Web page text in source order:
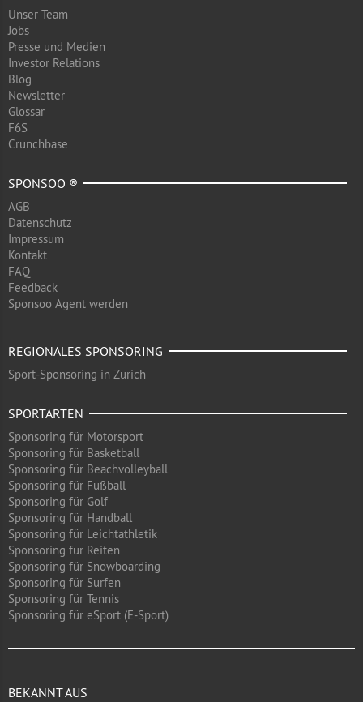
Unser Team
Jobs
Presse und Medien
Investor Relations
Blog
Newsletter
Glossar
F6S
Crunchbase
SPONSOO ®
AGB
Datenschutz
Impressum
Kontakt
FAQ
Feedback
Sponsoo Agent werden
REGIONALES SPONSORING
Sport-Sponsoring in Zürich
SPORTARTEN
Sponsoring für Motorsport
Sponsoring für Basketball
Sponsoring für Beachvolleyball
Sponsoring für Fußball
Sponsoring für Golf
Sponsoring für Handball
Sponsoring für Leichtathletik
Sponsoring für Reiten
Sponsoring für Snowboarding
Sponsoring für Surfen
Sponsoring für Tennis
Sponsoring für eSport (E-Sport)
BEKANNT AUS